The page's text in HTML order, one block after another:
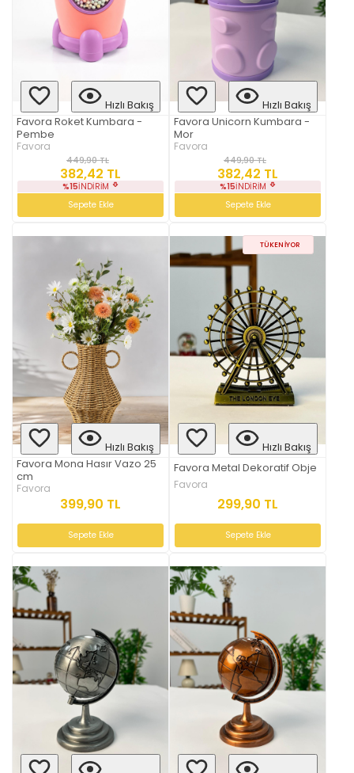
Hızlı Bakış
Favora Roket Kumbara -
Pembe
Favora
449,90 TL
382,42 TL
%15İNDIRIM
Sepete Ekle
Hızlı Bakış
Favora Unicorn Kumbara -
Mor
Favora
449,90 TL
382,42 TL
%15İNDIRIM
Sepete Ekle
Hızlı Bakış
Favora Mona Hasır Vazo 25
cm
Favora
399,90 TL
Sepete Ekle
TÜKENIYOR
Hızlı Bakış
Favora Metal Dekoratif Obje
Favora
299,90 TL
Sepete Ekle